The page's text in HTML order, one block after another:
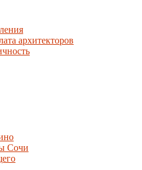
архитекторов
Сочи